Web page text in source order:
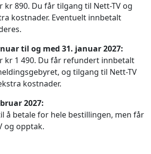
kr 890. Du får tilgang til Nett-TV og
kostnader. Eventuelt innbetalt
til og med 31. januar 2027:
kr 1 490. Du får refundert innbetalt
og tilgang til Nett-TV
kostnader.
2027:
å betale for hele bestillingen, men får
og opptak.